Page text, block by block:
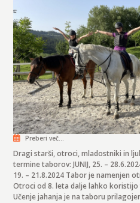
Preberi več...
Dragi starši, otroci, mladostniki in
termine taborov: JUNIJ, 25. –
19. – 21.8.2024 Tabor je namenjen
Otroci od 8. leta dalje lahko
Učenje jahanja je na taboru